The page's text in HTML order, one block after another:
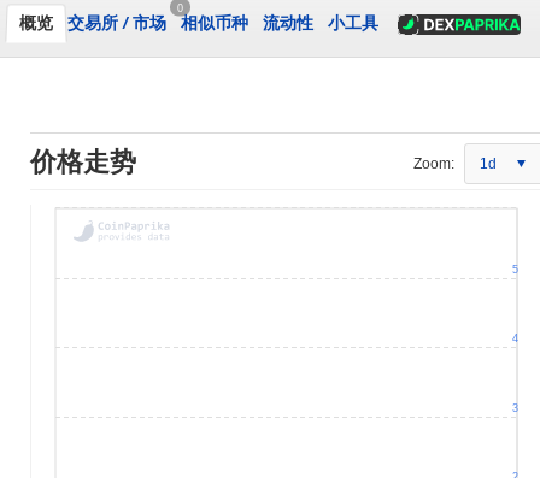
概览 交易所 /市场
0
相似币种 流动性 小工具
价格走势 Zoom: 1d
3
4
5